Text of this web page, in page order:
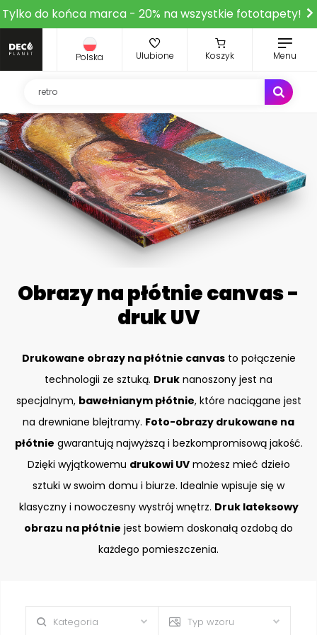
Tylko do końca marca - 20% na wszystkie fototapety!
Polska Ulubione Koszyk Menu
Obrazy na płótnie canvas -
druk UV
Drukowane obrazy na płótnie canvasto połączenie
technologii ze sztuką. Druk nanoszony jest na
specjalnym, bawełnianym płótnie, które naciągane jest
na drewniane blejtramy. Foto-obrazy drukowane na
płótnie gwarantują najwyższą i bezkompromisową jakość.
Dzięki wyjątkowemu drukowi UVmożesz mieć dzieło
sztuki w swoim domu i biurze. Idealnie wpisuje się w
klasyczny i nowoczesny wystrój wnętrz. Druk lateksowy
obrazu na płótnie jest bowiem doskonałą ozdobą do
każdego pomieszczenia.
Kategoria Typ wzoru